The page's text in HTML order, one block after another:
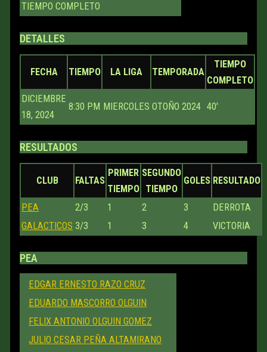
TIEMPO COMPLETO
DETALLES
FECHA TIEMPO LA LIGA TEMPORADA
TIEMPO
COMPLETO
DICIEMBRE
18, 2024
8:30 PM MIERCOLES OTOÑO 2024 40'
RESULTADOS
CLUB FALTAS
PRIMER
TIEMPO
SEGUNDO
TIEMPO
GOLES RESULTADO
PEA 2/3 1 2 3
DERROTA
GALACTICOS 3/3 1 3 4 VICTORIA
PEA
EDGAR ERNESTO RAZO CRUZ
EDUARDO MASCORRO OLGUIN
FELIX ANTONIO OLGUIN GOMEZ
JULIO CESAR PEÑA ALTAMIRANO